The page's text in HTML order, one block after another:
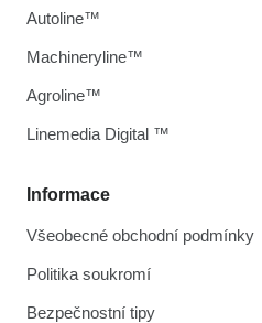
Informace
Všeobecné obchodní podmínky
Politika soukromí
Bezpečnostní tipy
Autoline™
Machineryline™
Agroline™
Linemedia Digital ™